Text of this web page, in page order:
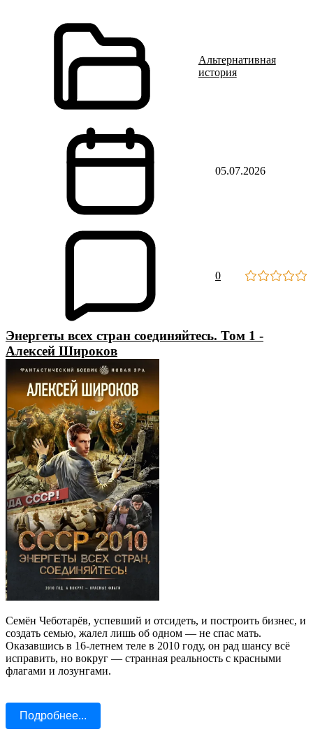
Альтернативная
история
05.07.2026
0
Энергеты всех стран соединяйтесь. Том 1 -
Алексей Широков
Семён Чеботарёв, успевший и отсидеть, и построить бизнес, и
создать семью, жалел лишь об одном — не спас мать.
Оказавшись в 16‑летнем теле в 2010 году, он рад шансу всё
исправить, но вокруг — странная реальность с красными
флагами и лозунгами.
Подробнее...